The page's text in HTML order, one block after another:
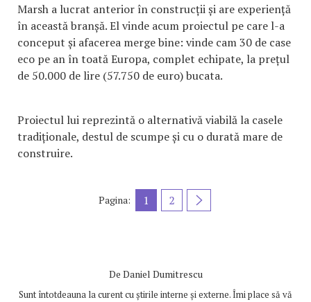
Marsh a lucrat anterior în construcții și are experiență
în această branșă. El vinde acum proiectul pe care l-a
conceput și afacerea merge bine: vinde cam 30 de case
eco pe an în toată Europa, complet echipate, la prețul
de 50.000 de lire (57.750 de euro) bucata.
Proiectul lui reprezintă o alternativă viabilă la casele
tradiționale, destul de scumpe și cu o durată mare de
construire.
Pagina: 1 2
De Daniel Dumitrescu
Sunt întotdeauna la curent cu știrile interne și externe. Îmi place să vă